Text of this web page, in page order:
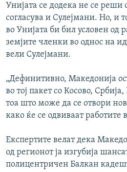
Унијата се додека не се реши
согласува и Сулејмани. Но, и
во Унијата би бил условен од
земјите членки во однос на
вели Сулејмани.
„Дефинитивно, Македонија
во тој пакет со Косово,
тоа што може да се отвори
како ќе се одвиваат работите
Експертите велат дека
од регионот ја изгубија
полицентричен Балкан